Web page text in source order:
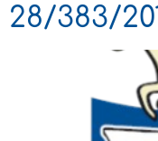
28/383/